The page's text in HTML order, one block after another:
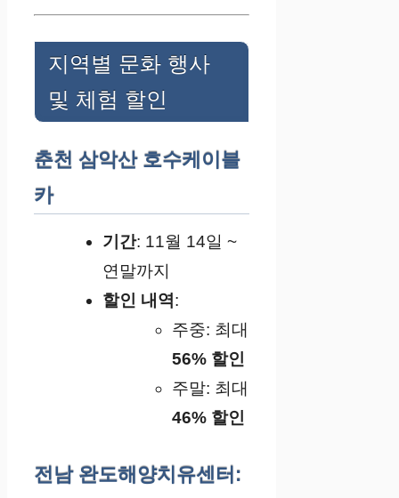
지역별 문화 행사
및 체험 할인
춘천 삼악산 호수케이블
카
기간: 11월 14일 ~
연말까지
할인 내역 :
주중: 최대
56% 할인
주말: 최대
46% 할인
전남 완도해양치유센터: